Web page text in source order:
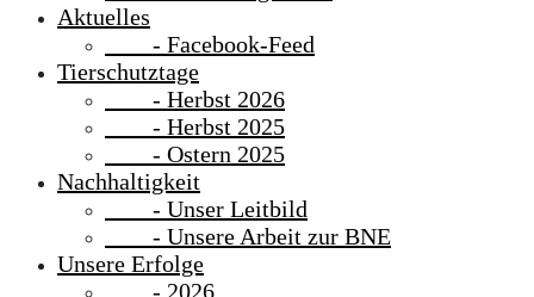
Aktuelles
- Facebook-Feed
Tierschutztage
- Herbst 2026
- Herbst 2025
- Ostern 2025
Nachhaltigkeit
- Unser Leitbild
- Unsere Arbeit zur BNE
Unsere Erfolge
- 2026